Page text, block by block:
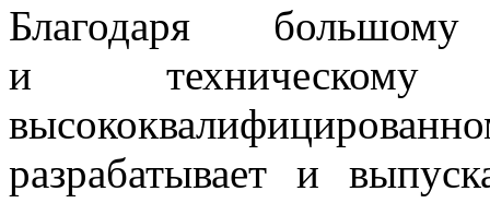
Благодаря
и
разрабатывает и